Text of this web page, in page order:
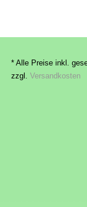
* Alle Preise inkl.
zzgl. Versandkosten